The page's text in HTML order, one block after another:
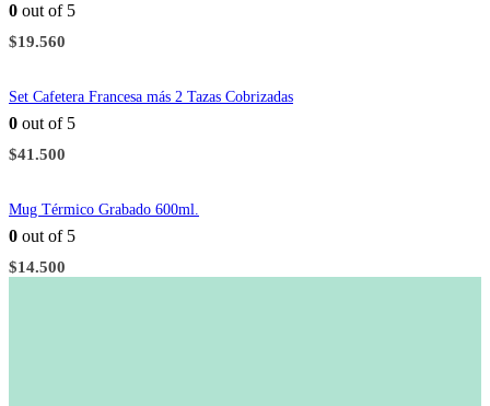
0 out of 5
$19.560
Set Cafetera Francesa más 2 Tazas Cobrizadas
0 out of 5
$41.500
Mug Térmico Grabado 600ml.
0 out of 5
$14.500